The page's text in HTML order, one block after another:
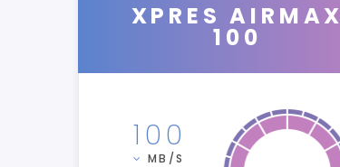
XPRES AIRMAX
100
100
MB/S